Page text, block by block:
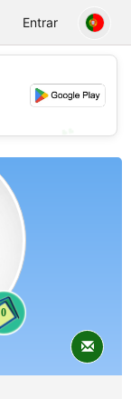
Entrar
0